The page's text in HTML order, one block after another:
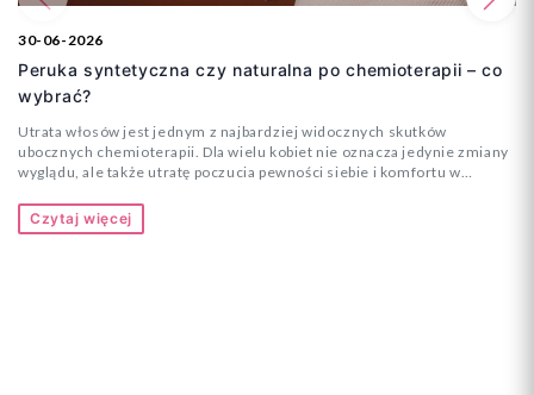
30-06-2026
Peruka syntetyczna czy naturalna po chemioterapii – co
wybrać?
Utrata włosów jest jednym z najbardziej widocznych skutków
ubocznych chemioterapii. Dla wielu kobiet nie oznacza jedynie zmiany
wyglądu, ale także utratę poczucia pewności siebie i komfortu w
decyduje się na zakup peruki jeszcze przed rozpoczęciem leczenia.
Najczęściej pojawia się wtedy pytanie: lepsza będzie peruka
Czytaj więcej
Poprzedni